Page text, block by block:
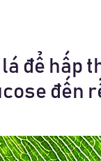
để hấp
đến